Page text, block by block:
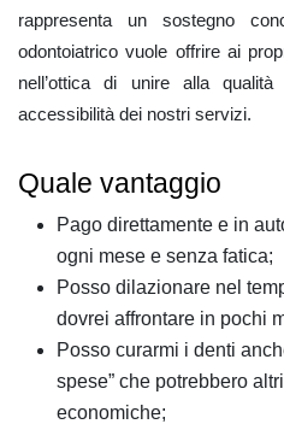
rappresenta un sostegno
odontoiatrico vuole offrire ai
nell’ottica di unire alla
accessibilità dei nostri servizi.
Quale vantaggio
Pago direttamente e in
ogni mese e senza fatica;
Posso dilazionare nel
dovrei affrontare in pochi
Posso curarmi i denti
spese” che potrebbero
economiche;